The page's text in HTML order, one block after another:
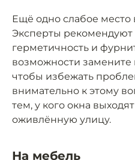
Ещё одно слабое место
Эксперты рекомендуют
герметичность и
возможности замените
чтобы избежать
внимательно к этому
тем, у кого окна
оживлённую улицу.
На мебель